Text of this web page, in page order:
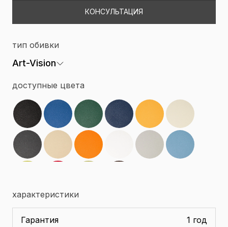
КОНСУЛЬТАЦИЯ
тип обивки
Art-Vision
доступные цвета
характеристики
Гарантия 1 год